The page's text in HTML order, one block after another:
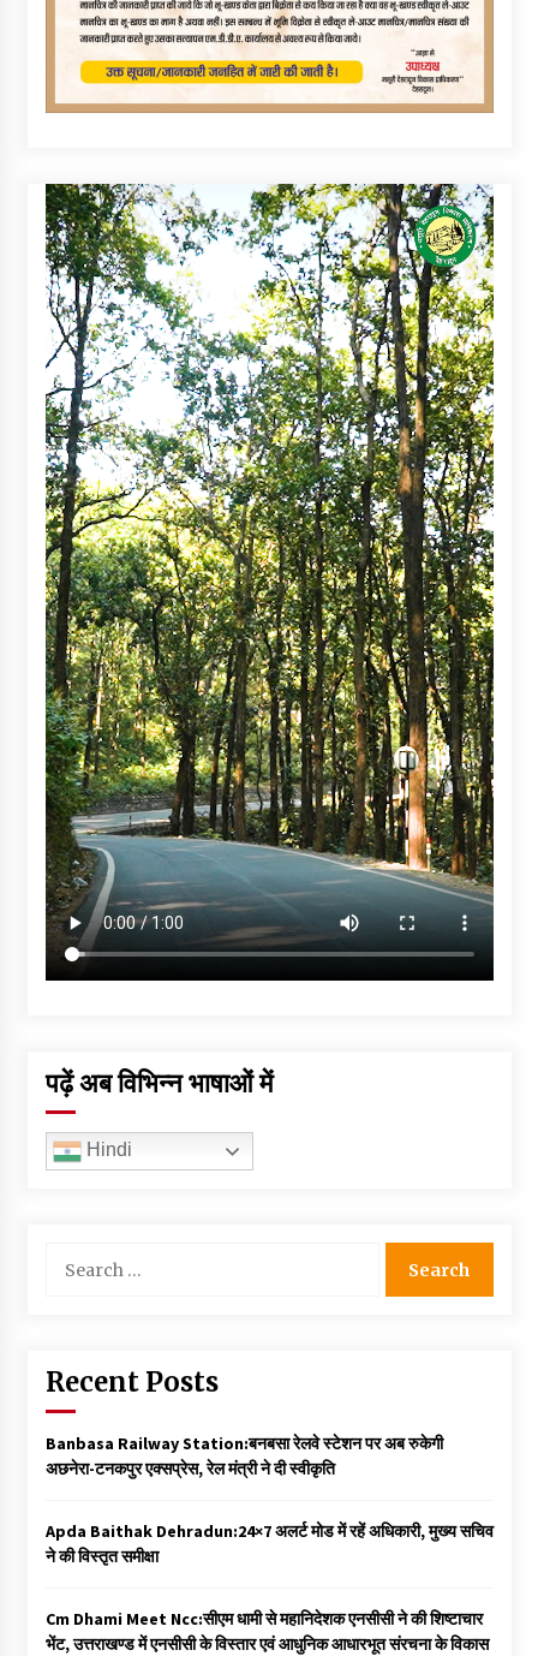
पढ़ें अब विभिन्न भाषाओं में
Hindi
for:
Recent Posts
Banbasa Railway Station:बनबसा रेलवे स्टेशन पर अब रुकेगी
अछनेरा-टनकपुर एक्सप्रेस, रेल मंत्री ने दी स्वीकृति
Apda Baithak Dehradun:24×7 अलर्ट मोड में रहें अधिकारी, मुख्य सचिव
ने की विस्तृत समीक्षा
Cm Dhami Meet Ncc:सीएम धामी से महानिदेशक एनसीसी ने की शिष्टाचार
भेंट, उत्तराखण्ड में एनसीसी के विस्तार एवं आधुनिक आधारभूत संरचना के विकास